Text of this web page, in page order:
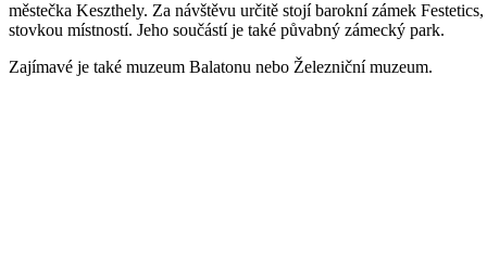
městečka Keszthely. Za návštěvu určitě stojí barokní zámek Festetics,
stovkou místností. Jeho součástí je také půvabný zámecký park.
Zajímavé je také muzeum Balatonu nebo Železniční muzeum.